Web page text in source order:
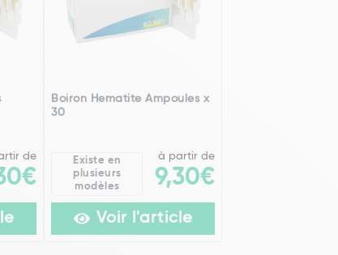
de
Boiron Hematite Ampoules x
30
Existe en
plusieurs
modèles
à partir de
9,30€
Voir l'article